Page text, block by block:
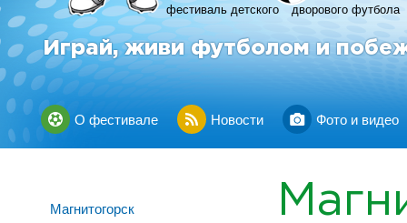
фестиваль детского дворового футбола
Играй, живи футболом и
О фестивале Новости Фото и видео
Магнитогорск